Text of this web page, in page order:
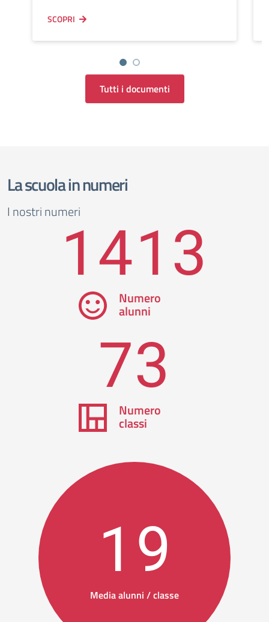
SCOPRI
Tutti i documenti
La scuola in numeri
I nostri numeri1413
Numero
alunni
73
Numero
classi
19
Media alunni / classe